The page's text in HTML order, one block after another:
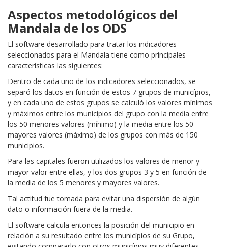
Aspectos metodológicos del
Mandala de los ODS
El software desarrollado para tratar los indicadores
seleccionados para el Mandala tiene como principales
características las siguientes:
Dentro de cada uno de los indicadores seleccionados, se
separó los datos en función de estos 7 grupos de municípios,
y en cada uno de estos grupos se calculó los valores mínimos
y máximos entre los municípios del grupo con la media entre
los 50 menores valores (mínimo) y la media entre los 50
mayores valores (máximo) de los grupos con más de 150
municipios.
Para las capitales fueron utilizados los valores de menor y
mayor valor entre ellas, y los dos grupos 3 y 5 en función de
la media de los 5 menores y mayores valores.
Tal actitud fue tomada para evitar una dispersión de algún
dato o información fuera de la media.
El software calcula entonces la posición del municipio en
relación a su resultado entre los municípios de su Grupo,